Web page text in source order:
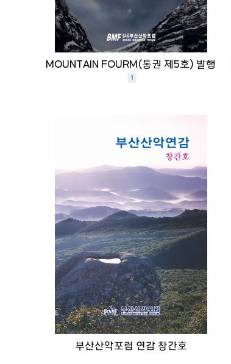
MOUNTAIN FOURM(통권 제5호) 발행
1
부산산악포럼 연감 창간호